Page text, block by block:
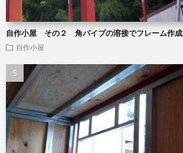
自作小屋 その２ 角パイプの溶接でフレーム作成
自作小屋